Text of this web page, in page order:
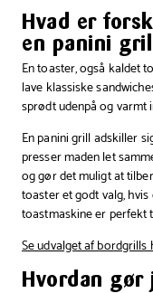
Hvad er
en panini
En toaster, også kaldet
lave klassiske
sprødt udenpå og varmt
En panini grill adskiller
presser maden let
og gør det muligt at
toaster et godt valg,
toastmaskine er perfekt
Se udvalget af bordgrills
Hvordan